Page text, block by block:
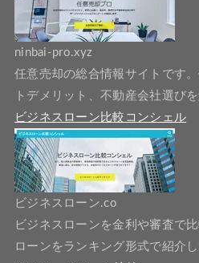
ninbai-pro.xyz
任意売却の総合情報サイトです
トデメリット、不動産会社選び
ビジネスローン比較コンシェル
ビジネスローン.co
ビジネスローンを金利や審査で
ローンをランキング形式で紹介し